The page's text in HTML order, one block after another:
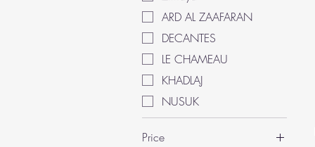
ARD AL ZAAFARAN
DECANTES
LE CHAMEAU
KHADLAJ
NUSUK
Price